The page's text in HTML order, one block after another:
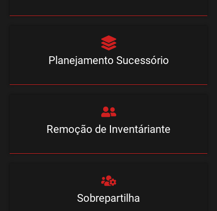
Planejamento Sucessório
Remoção de Inventáriante
Sobrepartilha